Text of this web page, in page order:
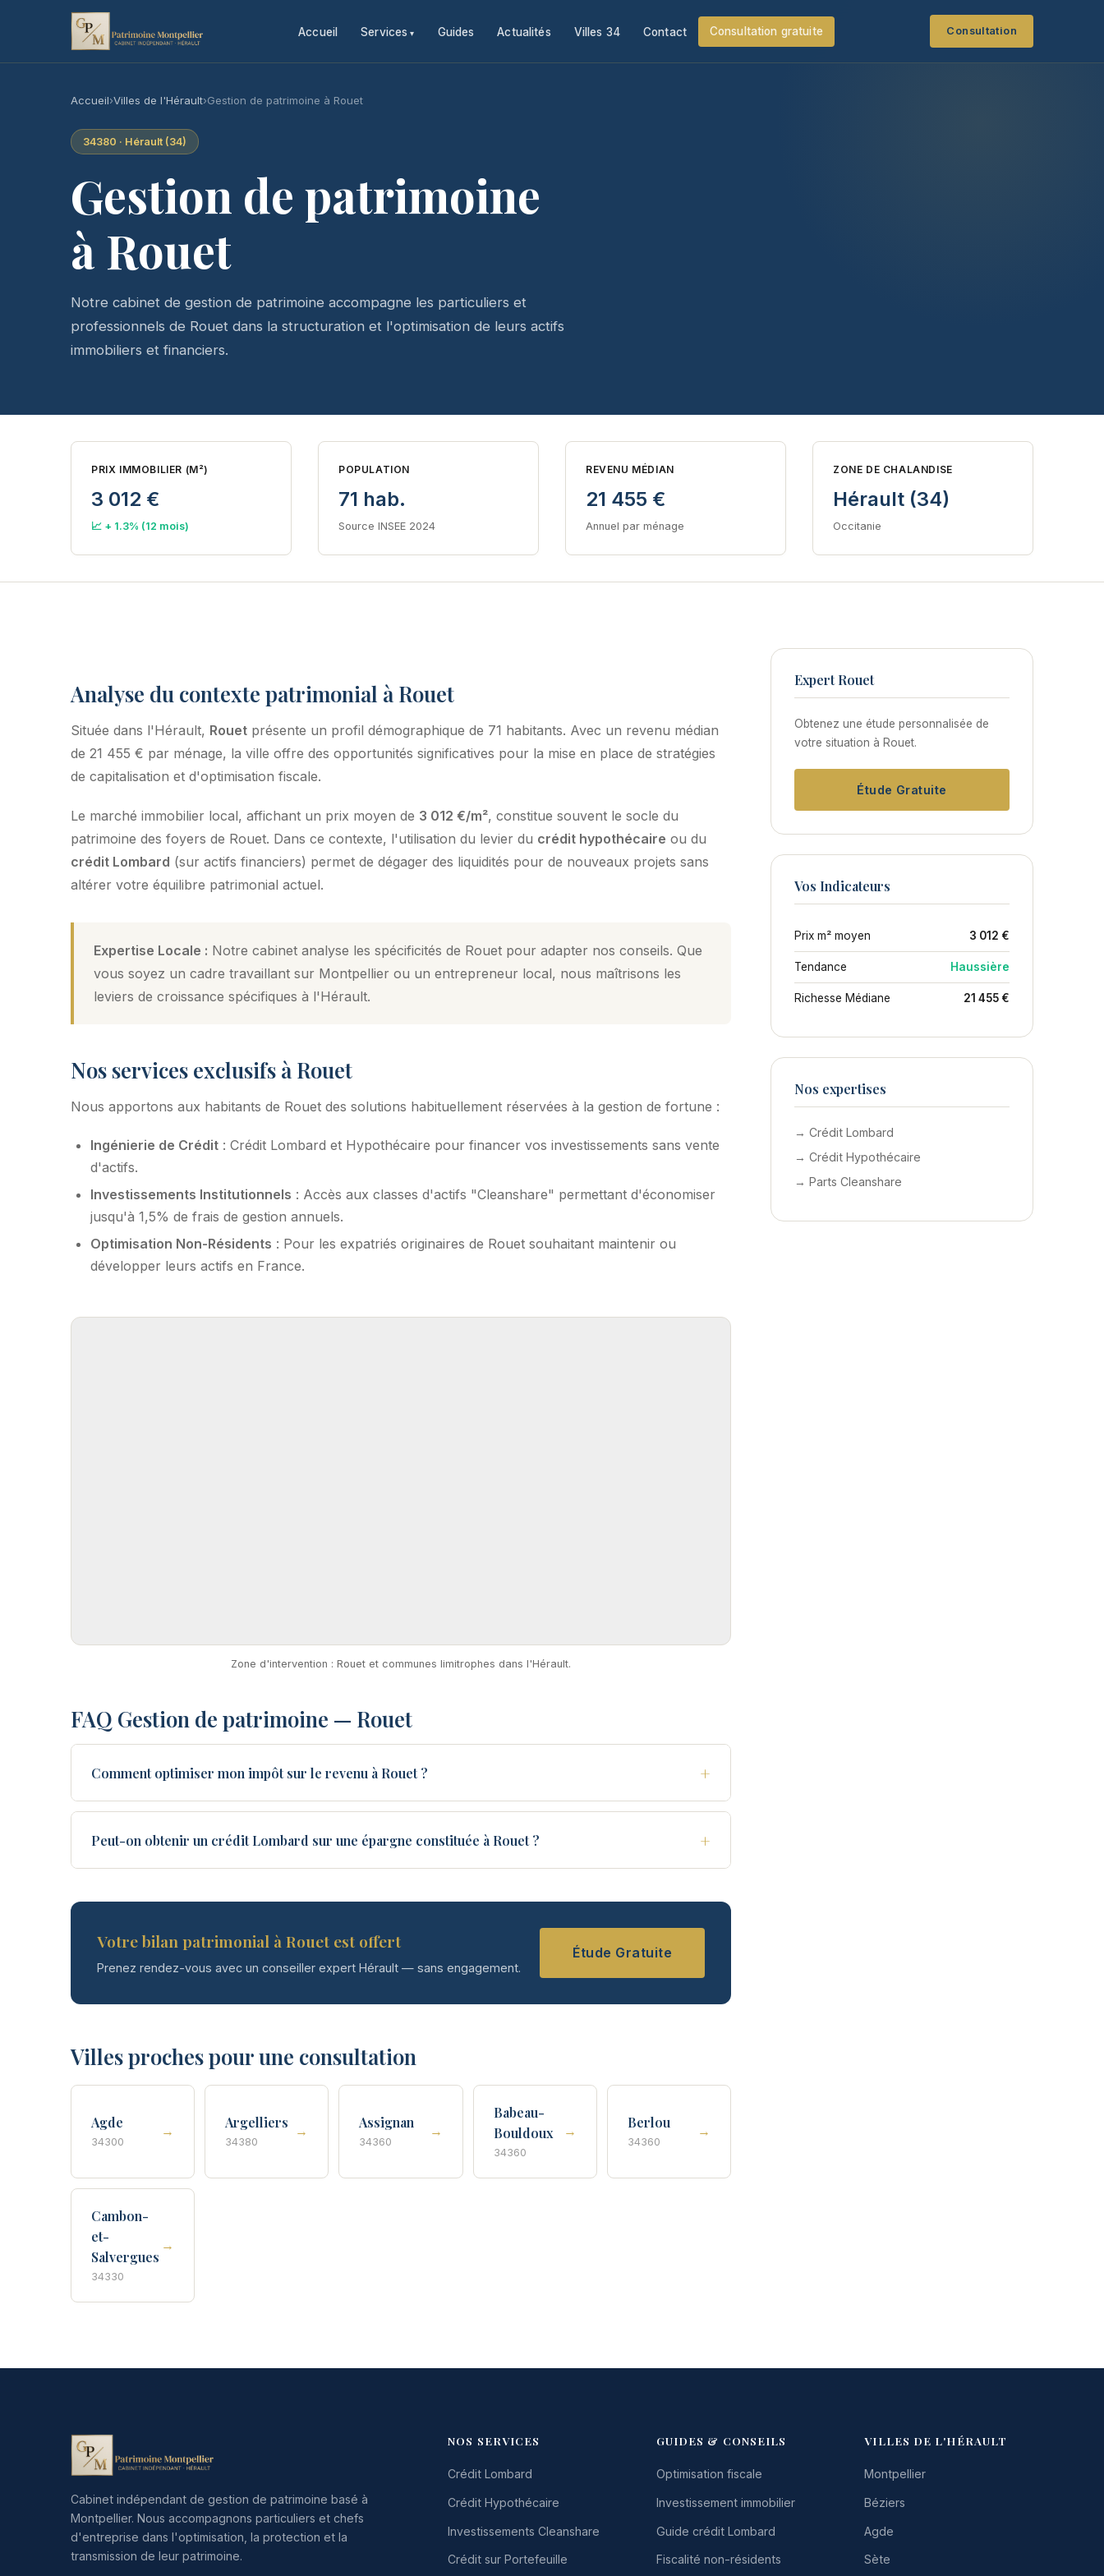
Accueil Services Guides Actualités Villes 34 Contact Consultation gratuite Consultation
Accueil›Villes de l'Hérault›Gestion de patrimoine à Rouet
34380 · Hérault (34)
Gestion de patrimoine
à Rouet
Notre cabinet de gestion de patrimoine accompagne les particuliers et
professionnels de Rouet dans la structuration et l'optimisation de leurs actifs
immobiliers et financiers.
PRIX IMMOBILIER (M²)
3 012 €
📈 + 1.3% (12 mois)
POPULATION
71 hab.
Source INSEE 2024
REVENU MÉDIAN
21 455 €
Annuel par ménage
ZONE DE CHALANDISE
Hérault (34)
Occitanie
Analyse du contexte patrimonial à Rouet
Située dans l'Hérault, Rouet présente un profil démographique de 71 habitants. Avec un revenu médian
de 21 455 € par ménage, la ville offre des opportunités significatives pour la mise en place de stratégies
de capitalisation et d'optimisation fiscale.
Le marché immobilier local, affichant un prix moyen de 3 012 €/m², constitue souvent le socle du
patrimoine des foyers de Rouet. Dans ce contexte, l'utilisation du levier du crédit hypothécaire ou du
crédit Lombard (sur actifs financiers) permet de dégager des liquidités pour de nouveaux projets sans
altérer votre équilibre patrimonial actuel.
Expertise Locale : Notre cabinet analyse les spécificités de Rouet pour adapter nos conseils. Que
vous soyez un cadre travaillant sur Montpellier ou un entrepreneur local, nous maîtrisons les
leviers de croissance spécifiques à l'Hérault.
Nos services exclusifs à Rouet
Nous apportons aux habitants de Rouet des solutions habituellement réservées à la gestion de fortune :
Ingénierie de Crédit : Crédit Lombard et Hypothécaire pour financer vos investissements sans vente
d'actifs.
Investissements Institutionnels : Accès aux classes d'actifs "Cleanshare" permettant d'économiser
jusqu'à 1,5% de frais de gestion annuels.
Optimisation Non-Résidents : Pour les expatriés originaires de Rouet souhaitant maintenir ou
développer leurs actifs en France.
Zone d'intervention : Rouet et communes limitrophes dans l'Hérault.
FAQ Gestion de patrimoine — Rouet
Comment optimiser mon impôt sur le revenu à Rouet ? +
Peut-on obtenir un crédit Lombard sur une épargne constituée à Rouet ? +
Votre bilan patrimonial à Rouet est offert
Prenez rendez-vous avec un conseiller expert Hérault — sans engagement.
Étude Gratuite
Villes proches pour une consultation
Agde
34300
→
Argelliers
34380
→
Assignan
34360
→
Babeau-
Bouldoux
34360
→
Berlou
34360
→
Cambon-
et-
Salvergues
34330
→
Expert Rouet
Obtenez une étude personnalisée de
votre situation à Rouet.
Étude Gratuite
Vos Indicateurs
Prix m² moyen 3 012 €
Tendance Haussière
Richesse Médiane 21 455 €
Nos expertises
→ Crédit Lombard
→ Crédit Hypothécaire
→ Parts Cleanshare
Cabinet indépendant de gestion de patrimoine basé à
Montpellier. Nous accompagnons particuliers et chefs
d'entreprise dans l'optimisation, la protection et la
transmission de leur patrimoine.
NOS SERVICES
Crédit Lombard
Crédit Hypothécaire
Investissements Cleanshare
Crédit sur Portefeuille
GUIDES & CONSEILS
Optimisation fiscale
Investissement immobilier
Guide crédit Lombard
Fiscalité non-résidents
VILLES DE L'HÉRAULT
Montpellier
Béziers
Agde
Sète